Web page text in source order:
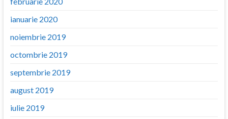
ianuarie 2020
noiembrie 2019
octombrie 2019
septembrie 2019
august 2019
iulie 2019